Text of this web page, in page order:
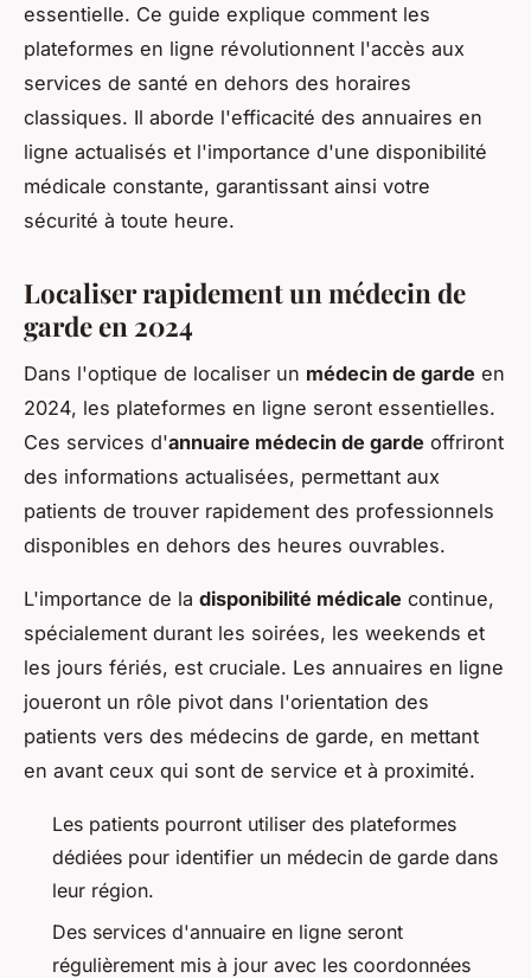
essentielle. Ce guide explique comment les
plateformes en ligne révolutionnent l'accès aux
services de santé en dehors des horaires
classiques. Il aborde l'efficacité des annuaires en
ligne actualisés et l'importance d'une disponibilité
médicale constante, garantissant ainsi votre
sécurité à toute heure.
Localiser rapidement un médecin de
garde en 2024
Dans l'optique de localiser un médecin de garde en
2024, les plateformes en ligne seront essentielles.
Ces services d'annuaire médecin de garde offriront
des informations actualisées, permettant aux
patients de trouver rapidement des professionnels
disponibles en dehors des heures ouvrables.
L'importance de la disponibilité médicale continue,
spécialement durant les soirées, les weekends et
les jours fériés, est cruciale. Les annuaires en ligne
joueront un rôle pivot dans l'orientation des
patients vers des médecins de garde, en mettant
en avant ceux qui sont de service et à proximité.
Les patients pourront utiliser des plateformes
dédiées pour identifier un médecin de garde dans
leur région.
Des services d'annuaire en ligne seront
régulièrement mis à jour avec les coordonnées